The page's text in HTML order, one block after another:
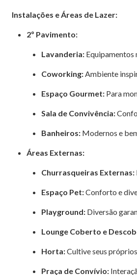
Instalações e Áreas de Lazer:
2º Pavimento:
Lavanderia: Equipamentos
Coworking:Ambiente
Espaço Gourmet: Para
Sala de Convivência:
Banheiros: Modernos e
Áreas Externas:
Churrasqueiras Externas:
Espaço Pet:Conforto e
Playground: Diversão
Lounge Coberto e
Horta:Cultive seus
Praça de Convívio: